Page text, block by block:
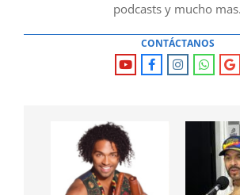
podcasts y mucho mas.
CONTÁCTANOS